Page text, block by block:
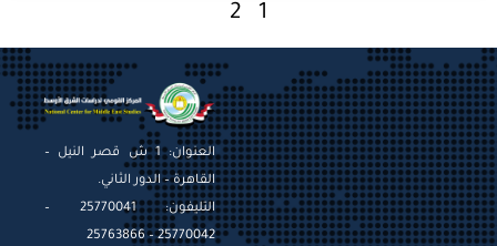
1
2
العنوان: 1 ش قصر النيل –
القاهرة – الدور الثاني.
التليفون: 25770041 –
25770042 – 25763866